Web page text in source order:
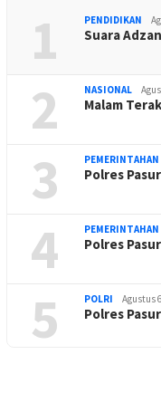
1 PENDIDIKAN
Suara
2 NASIONAL
Malam
3 PEMERINTAHAN
Polres
4 PEMERINTAHAN
Polres
5 POLRI Agustus
Polres